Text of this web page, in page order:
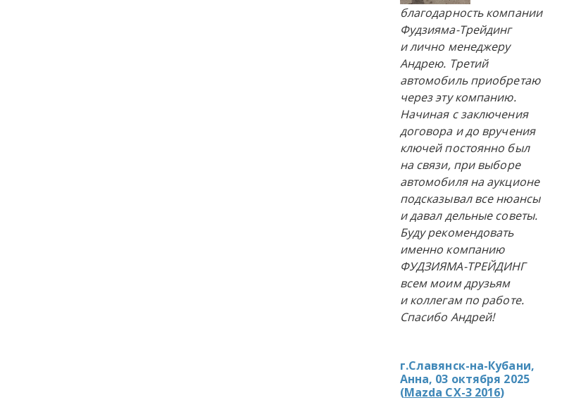
благодарность компании
Фудзияма-Трейдинг
и лично менеджеру
Андрею. Третий
автомобиль приобретаю
через эту компанию.
Начиная с заключения
договора и до вручения
ключей постоянно был
на связи, при выборе
автомобиля на аукционе
подсказывал все нюансы
и давал дельные советы.
Буду рекомендовать
именно компанию
ФУДЗИЯМА-ТРЕЙДИНГ
всем моим друзьям
и коллегам по работе.
Спасибо Андрей!
г.Славянск-на-Кубани,
Анна, 03 октября 2025
(Mazda CX-3 2016)